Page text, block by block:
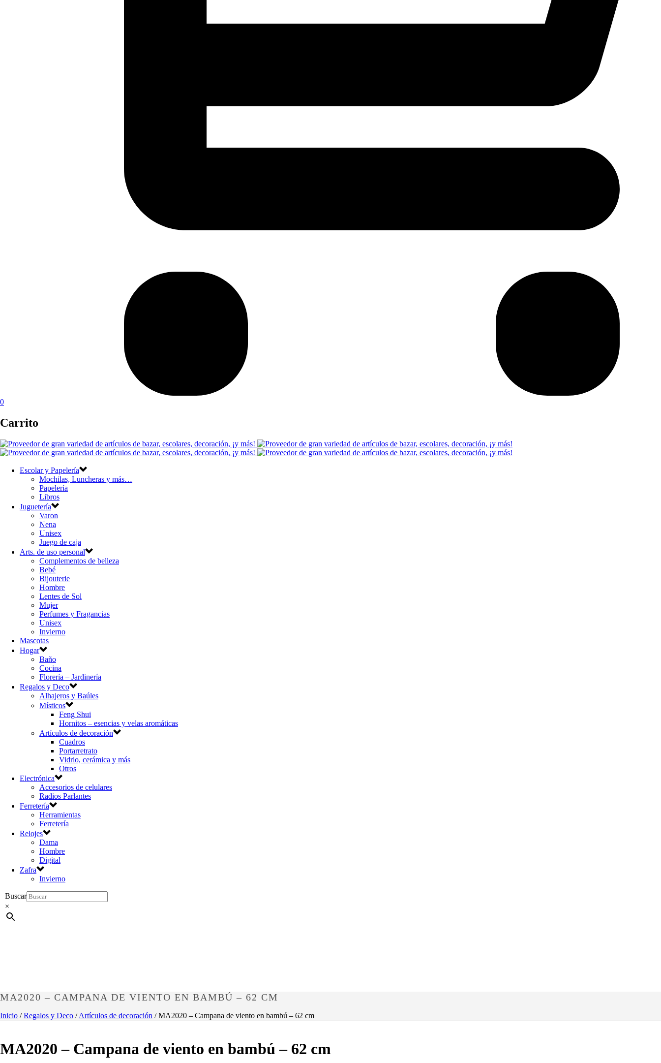
0
Carrito
Escolar y Papelería
Mochilas, Luncheras y más…
Papelería
Libros
Juguetería
Varon
Nena
Unisex
Juego de caja
Arts. de uso personal
Complementos de belleza
Bebé
Bijouterie
Hombre
Lentes de Sol
Mujer
Perfumes y Fragancias
Unisex
Invierno
Mascotas
Hogar
Baño
Cocina
Florería – Jardinería
Regalos y Deco
Alhajeros y Baúles
Místicos
Feng Shui
Hornitos – esencias y velas aromáticas
Artículos de decoración
Cuadros
Portarretrato
Vidrio, cerámica y más
Otros
Electrónica
Accesorios de celulares
Radios Parlantes
Ferretería
Herramientas
Ferretería
Relojes
Dama
Hombre
Digital
Zafra
Invierno
Buscar
×
MA2020 – CAMPANA DE VIENTO EN BAMBÚ – 62 CM
Inicio /Regalos y Deco /Artículos de decoración / MA2020 – Campana de viento en bambú – 62 cm
MA2020 – Campana de viento en bambú – 62 cm